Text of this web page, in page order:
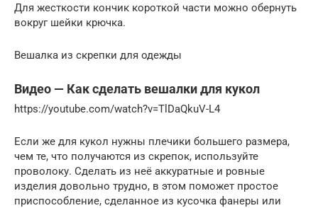
Для жесткости кончик короткой части можно обернуть
вокруг шейки крючка.
Вешалка из скрепки для одежды
Видео — Как сделать вешалки для кукол
https://youtube.com/watch?v=TlDaQkuV-L4
Если же для кукол нужны плечики большего размера,
чем те, что получаются из скрепок, используйте
проволоку. Сделать из неё аккуратные и ровные
изделия довольно трудно, в этом поможет простое
приспособление, сделанное из кусочка фанеры или